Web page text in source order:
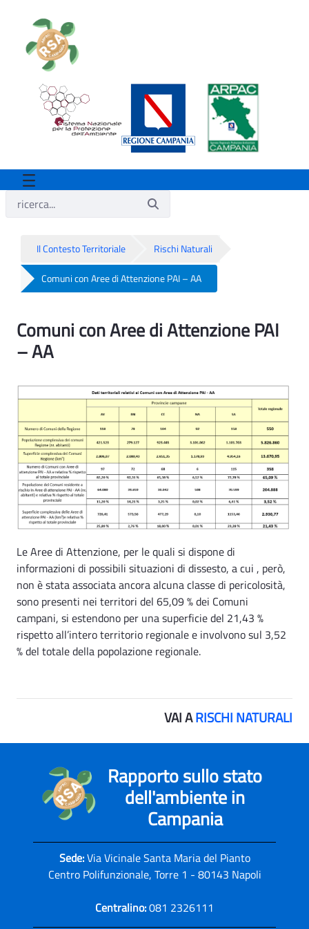
Il Contesto Territoriale Rischi Naturali
Comuni con Aree di Attenzione PAI – AA
Rischio Idrogeologico Ind. 1 - Rsa
Comuni con Aree di Attenzione PAI
– AA
Le Aree di Attenzione, per le quali si dispone di
informazioni di possibili situazioni di dissesto, a cui , però,
non è stata associata ancora alcuna classe di pericolosità,
sono presenti nei territori del 65,09 % dei Comuni
campani, si estendono per una superficie del 21,43 %
rispetto all’intero territorio regionale e involvono sul 3,52
% del totale della popolazione regionale.
VAI ARISCHI NATURALI
Rapporto sullo stato
dell'ambiente in
Campania
Sede:Via Vicinale Santa Maria del Pianto
Centro Polifunzionale, Torre 1 - 80143 Napoli
Centralino:081 2326111